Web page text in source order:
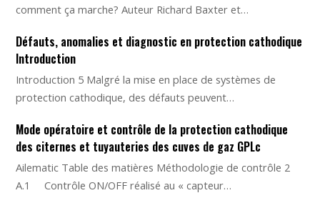
comment ça marche? Auteur Richard Baxter et…
Défauts, anomalies et diagnostic en protection cathodique
Introduction
Introduction 5 Malgré la mise en place de systèmes de
protection cathodique, des défauts peuvent…
Mode opératoire et contrôle de la protection cathodique
des citernes et tuyauteries des cuves de gaz GPLc
Ailematic Table des matières Méthodologie de contrôle 2
A.1 Contrôle ON/OFF réalisé au « capteur…